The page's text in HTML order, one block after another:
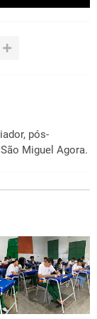
pós-
Miguel Agora.